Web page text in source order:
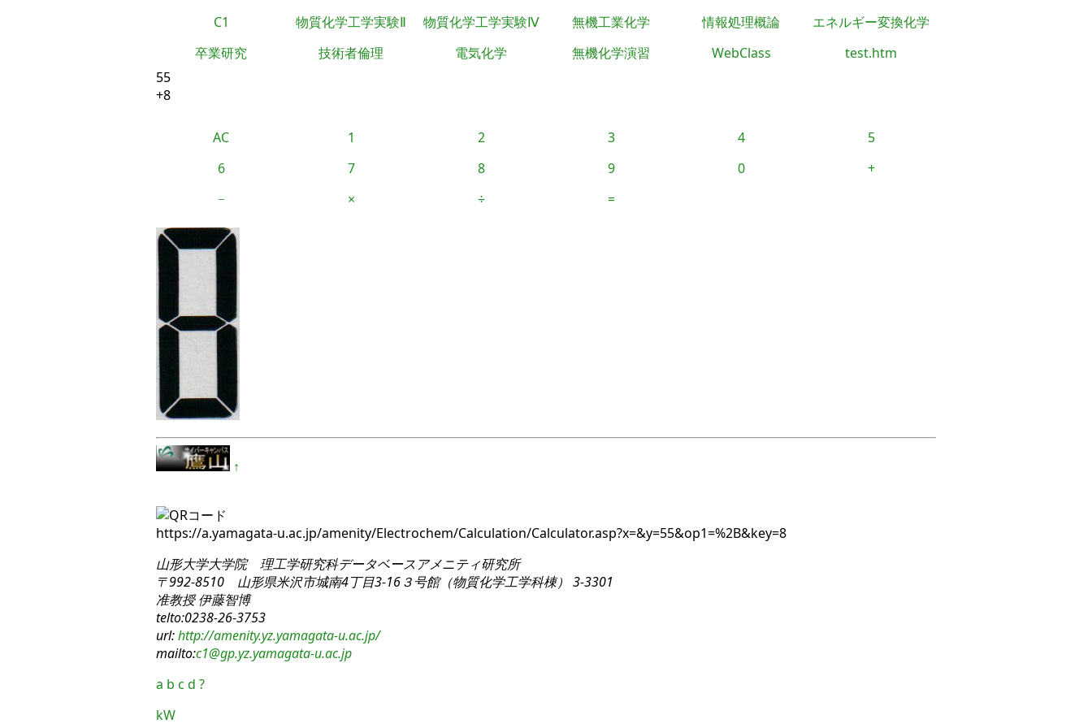
C1 物質化学工学実験Ⅱ 物質化学工学実験Ⅳ 無機工業化学 情報処理概論
エネルギー変換化学
卒業研究
技術者倫理 電気化学 無機化学演習 WebClass
test.htm
55
+8
AC 1 2 3 4
5
6
7 8 9 0
+
−
× ÷ =
↑
https://a.yamagata-u.ac.jp/amenity/Electrochem/Calculation/Calculator.asp?x=&y=55&op1=%2B&key=8
山形大学大学院 理工学研究科データベースアメニティ研究所
〒992-8510 山形県米沢市城南4丁目3-16３号館（物質化学工学科棟） 3-3301
准教授 伊藤智博
telto:0238-26-3753
url:http://amenity.yz.yamagata-u.ac.jp/
mailto:c1@gp.yz.yamagata-u.ac.jp
a b c d ?
kW